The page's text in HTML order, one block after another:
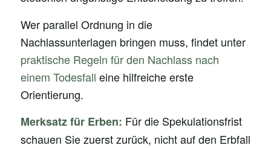
Wer parallel Ordnung in die
Nachlassunterlagen bringen muss, findet unter
praktische Regeln für den Nachlass nach
einem Todesfall eine hilfreiche erste
Orientierung.
Merksatz für Erben: Für die Spekulationsfrist
schauen Sie zuerst zurück, nicht auf den Erbfall